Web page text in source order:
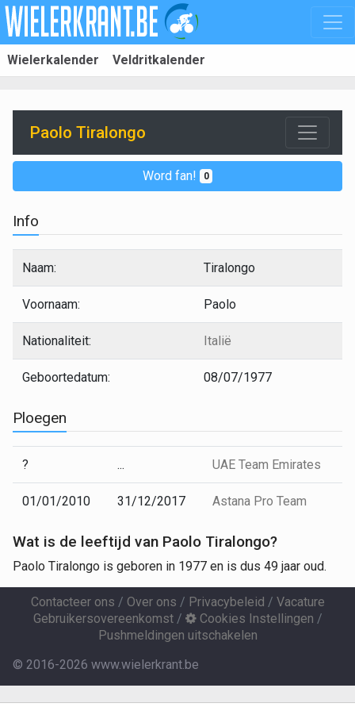
Wielerkalender Veldritkalender
Paolo Tiralongo
Word fan! 0
Info
Naam: Tiralongo
Voornaam: Paolo
Nationaliteit: Italië
Geboortedatum: 08/07/1977
Ploegen
? ... UAE Team Emirates
01/01/2010 31/12/2017 Astana Pro Team
Wat is de leeftijd van Paolo Tiralongo?
Paolo Tiralongo is geboren in 1977 en is dus 49 jaar oud.
Contacteer ons / Over ons / Privacybeleid / Vacature
Gebruikersovereenkomst/ Cookies Instellingen /
Pushmeldingen uitschakelen
© 2016-2026 www.wielerkrant.be